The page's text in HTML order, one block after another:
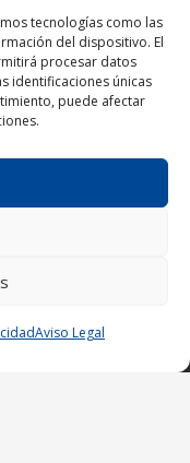
tecnologías como las
del dispositivo. El
procesar datos
identificaciones únicas
puede afectar
Aviso Legal
a Yaiza
Las Palmas
y 15:30–